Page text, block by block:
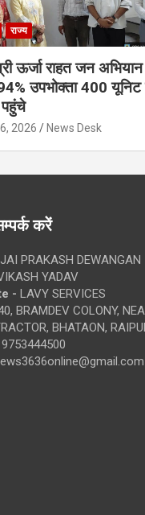
राज्य
ऊर्जा राहत जन
उपभोक्ता 400 यूनिट
पहुंचे
2026 News Desk
करें
JAI PRAKASH DEWANGAN
YADAV
- LAVY SERVICES
BRAMDEV COLONY,
BHATAON,
9753444500